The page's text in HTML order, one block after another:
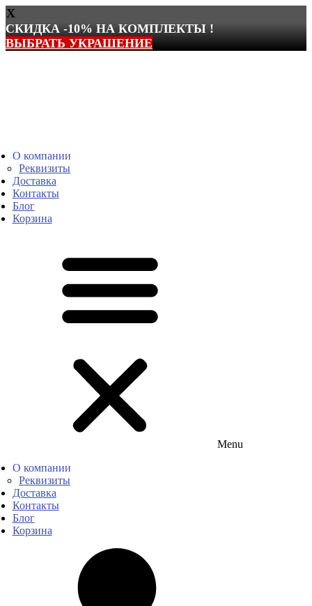
X
СКИДКА -10% НА КОМПЛЕКТЫ !
ВЫБРАТЬ УКРАШЕНИЕ
О компании
Реквизиты
Доставка
Контакты
Блог
Корзина
Menu
О компании
Реквизиты
Доставка
Контакты
Блог
Корзина